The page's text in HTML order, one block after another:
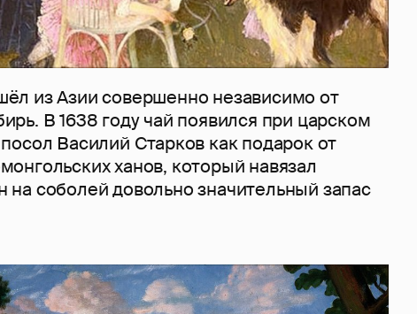
из Азии совершенно независимо от
В 1638 году чай появился при царском
Василий Старков как подарок от
ханов, который навязал
на соболей довольно значительный запас